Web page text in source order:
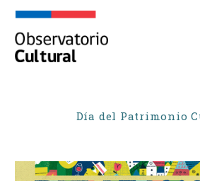
Día del Patrimonio